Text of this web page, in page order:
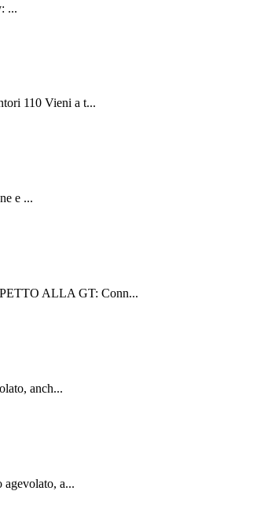
...
110 Vieni a t...
e ...
ALLA GT: Conn...
anch...
a...